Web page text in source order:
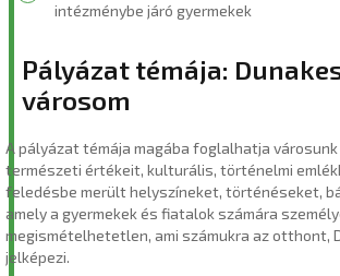
intézménybe járó gyermekek
Pályázat témája:
városom
A pályázat témája magába foglalhatja
természeti értékeit, kulturális, történelmi
feledésbe merült helyszíneket, történéseket,
amely a gyermekek és fiatalok számára
megismételhetetlen, ami számukra az otthont,
jelképezi.